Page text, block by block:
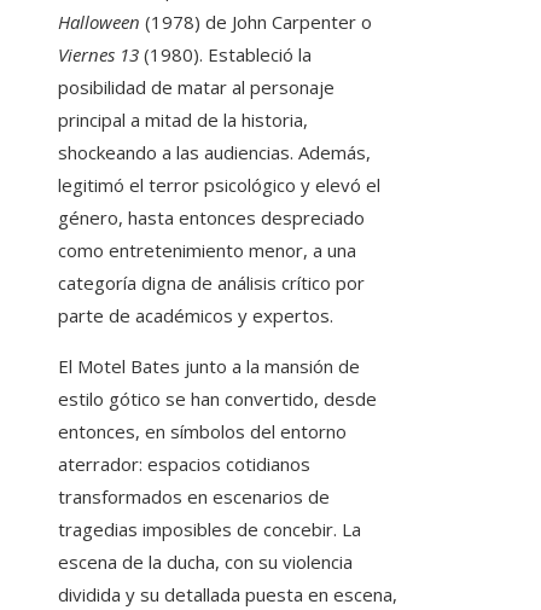
Halloween (1978) de John Carpenter o
Viernes 13 (1980). Estableció la
posibilidad de matar al personaje
principal a mitad de la historia,
shockeando a las audiencias. Además,
legitimó el terror psicológico y elevó el
género, hasta entonces despreciado
como entretenimiento menor, a una
categoría digna de análisis crítico por
parte de académicos y expertos.
El Motel Bates junto a la mansión de
estilo gótico se han convertido, desde
entonces, en símbolos del entorno
aterrador: espacios cotidianos
transformados en escenarios de
tragedias imposibles de concebir. La
escena de la ducha, con su violencia
dividida y su detallada puesta en escena,